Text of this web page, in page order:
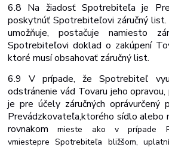
6.8 Na žiadosť Spotrebiteľa je
poskytnúť Spotrebiteľovi záručný
umožňuje, postačuje namiesto
Spotrebiteľovi doklad o zakúpení
ktoré musí obsahovať záručný list.
6.9 V prípade, že Spotrebiteľ
odstránenie vád Tovaru jeho
je pre účely záručných oprávurčený
Prevádzkovateľa,ktorého sídloalebo
rovnakommieste ako vprípade
vmiestepre Spotrebiteľa bližšom,